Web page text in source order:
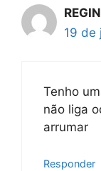
19 de
Tenho
não liga
arrumar
Responder